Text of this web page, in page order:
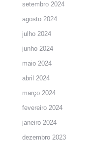
setembro 2024
agosto 2024
julho 2024
junho 2024
maio 2024
abril 2024
março 2024
fevereiro 2024
janeiro 2024
dezembro 2023